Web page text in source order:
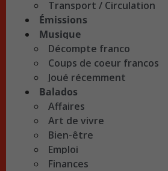
Transport / Circulation
Émissions
Musique
Décompte franco
Coups de coeur francos
Joué récemment
Balados
Affaires
Art de vivre
Bien-être
Emploi
Finances